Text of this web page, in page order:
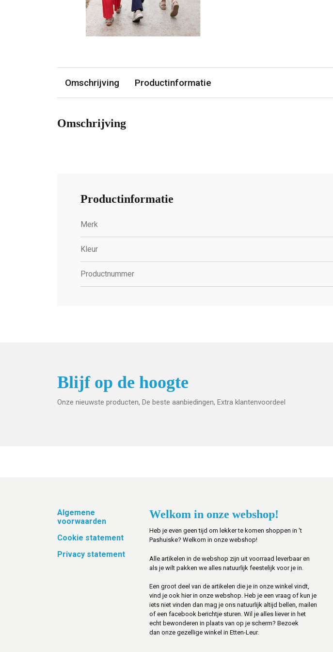
Omschrijving Productinformatie
Omschrijving
Productinformatie
Merk
Kleur
Productnummer
Blijf op de hoogte
Onze nieuwste producten, De beste aanbiedingen, Extra klantenvoordeel
Footer
Algemene
voorwaarden
Cookie statement
Privacy statement
Welkom in onze webshop!
Heb je even geen tijd om lekker te komen shoppen in 't
Pashuiske? Welkom in onze webshop!
Alle artikelen in de webshop zijn uit voorraad leverbaar en
als je wilt pakken we alles natuurlijk feestelijk voor je in.
Een groot deel van de artikelen die je in onze winkel vindt,
vind je ook hier in onze webshop. Heb je een vraag of kun je
iets niet vinden dan mag je ons natuurlijk altijd bellen, mailen
of een facebook berichtje sturen. Wil je alles liever in het
echt bewonderen in plaats van op je scherm? Bezoek
dan onze gezellige winkel in Etten-Leur.